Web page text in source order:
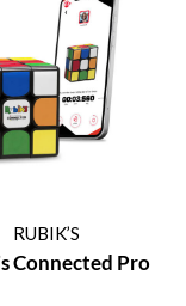
RUBIK’S
Connected Pro